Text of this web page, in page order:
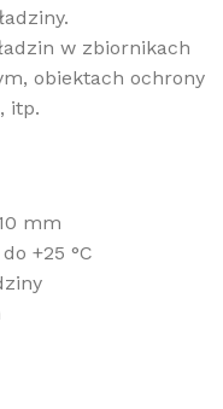
w zbiornikach
obiektach ochrony
itp.
mm
+25 °C